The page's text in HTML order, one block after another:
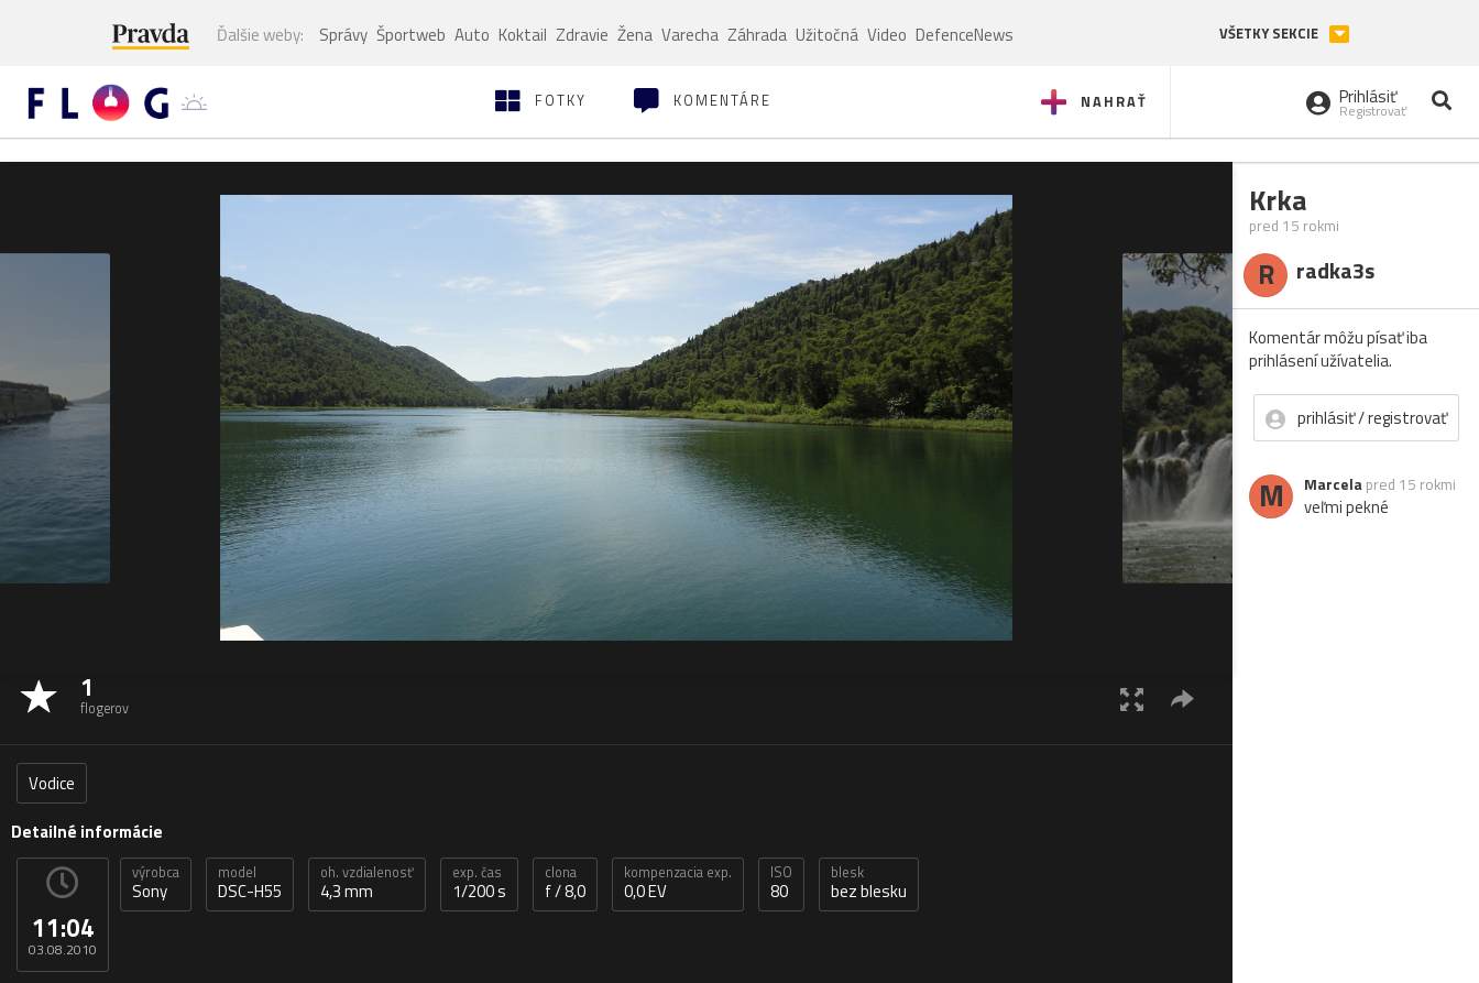
Ďalšie weby: Správy Športweb Auto Koktail Zdravie Žena Varecha Záhrada Užitočná Video DefenceNews VŠETKY SEKCIE
NAHRAŤ
FOTKY KOMENTÁRE Prihlásiť
Registrovať
1
flogerov
Vodice
Detailné informácie
11:04
03.08.2010
výrobca
Sony
model
DSC-H55
oh. vzdialenosť
4,3 mm
exp. čas
1/200 s
clona
f / 8,0
kompenzacia exp.
0,0 EV
ISO
80
blesk
bez blesku
Krka
pred 15 rokmi
R radka3s
Komentár môžu písať iba
prihlásení užívatelia.
prihlásiť / registrovať
M Marcela pred 15 rokmi
veľmi pekné